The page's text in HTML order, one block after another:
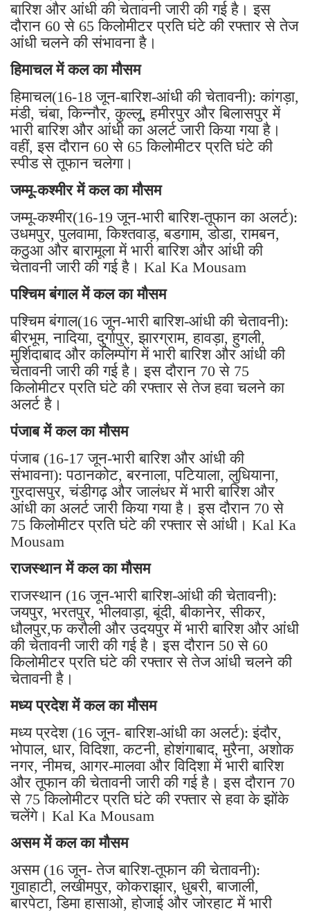
बारिश और आंधी की चेतावनी जारी की गई है। इस
दौरान 60 से 65 किलोमीटर प्रति घंटे की रफ्तार से तेज
आंधी चलने की संभावना है।
हिमाचल में कल का मौसम
हिमाचल(16-18 जून-बारिश-आंधी की चेतावनी): कांगड़ा,
मंडी, चंबा, किन्नौर, कुल्लू, हमीरपुर और बिलासपुर में
भारी बारिश और आंधी का अलर्ट जारी किया गया है।
वहीं, इस दौरान 60 से 65 किलोमीटर प्रति घंटे की
स्पीड से तूफान चलेगा।
जम्मू-कश्मीर में कल का मौसम
जम्मू-कश्मीर(16-19 जून-भारी बारिश-तूफान का अलर्ट):
उधमपुर, पुलवामा, किश्तवाड़, बडगाम, डोडा, रामबन,
कठुआ और बारामूला में भारी बारिश और आंधी की
चेतावनी जारी की गई है। Kal Ka Mousam
पश्चिम बंगाल में कल का मौसम
पश्चिम बंगाल(16 जून-भारी बारिश-आंधी की चेतावनी):
बीरभूम, नादिया, दुर्गापुर, झारग्राम, हावड़ा, हुगली,
मुर्शिदाबाद और कलिम्पोंग में भारी बारिश और आंधी की
चेतावनी जारी की गई है। इस दौरान 70 से 75
किलोमीटर प्रति घंटे की रफ्तार से तेज हवा चलने का
अलर्ट है।
पंजाब में कल का मौसम
पंजाब (16-17 जून-भारी बारिश और आंधी की
संभावना): पठानकोट, बरनाला, पटियाला, लुधियाना,
गुरदासपुर, चंडीगढ़ और जालंधर में भारी बारिश और
आंधी का अलर्ट जारी किया गया है। इस दौरान 70 से
75 किलोमीटर प्रति घंटे की रफ्तार से आंधी। Kal Ka
Mousam
राजस्थान में कल का मौसम
राजस्थान (16 जून-भारी बारिश-आंधी की चेतावनी):
जयपुर, भरतपुर, भीलवाड़ा, बूंदी, बीकानेर, सीकर,
धौलपुर,फ करौली और उदयपुर में भारी बारिश और आंधी
की चेतावनी जारी की गई है। इस दौरान 50 से 60
किलोमीटर प्रति घंटे की रफ्तार से तेज आंधी चलने की
चेतावनी है।
मध्य प्रदेश में कल का मौसम
मध्य प्रदेश (16 जून- बारिश-आंधी का अलर्ट): इंदौर,
भोपाल, धार, विदिशा, कटनी, होशंगाबाद, मुरैना, अशोक
नगर, नीमच, आगर-मालवा और विदिशा में भारी बारिश
और तूफान की चेतावनी जारी की गई है। इस दौरान 70
से 75 किलोमीटर प्रति घंटे की रफ्तार से हवा के झोंके
चलेंगे। Kal Ka Mousam
असम में कल का मौसम
असम (16 जून- तेज बारिश-तूफान की चेतावनी):
गुवाहाटी, लखीमपुर, कोकराझार, धुबरी, बाजाली,
बारपेटा, डिमा हासाओ, होजाई और जोरहाट में भारी